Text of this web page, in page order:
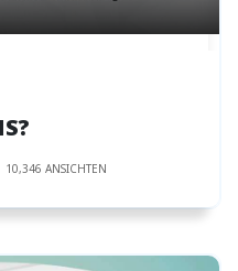
10,346 ANSICHTEN